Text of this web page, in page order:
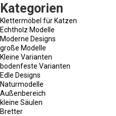
Kategorien
Klettermöbel für Katzen
Echtholz Modelle
Moderne Designs
große Modelle
Kleine Varianten
bodenfeste Varianten
Edle Designs
Naturmodelle
Außenbereich
kleine Säulen
Bretter